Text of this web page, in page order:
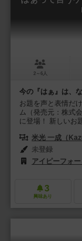
2～6人
今の『はぁ』は、
お題を声と表情だ
ム（発売元：株式
に登場！ 新しいお
米光 一成（
未登録
アイピーフォー
3
興味あり